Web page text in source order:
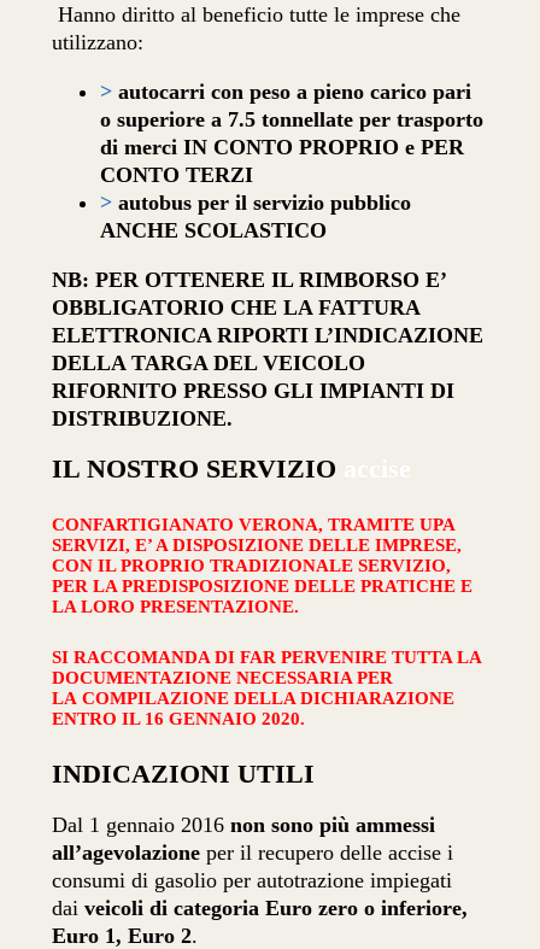
Hanno diritto al beneficio tutte le imprese che
utilizzano:
> autocarri con peso a pieno carico pari
o superiore a 7.5 tonnellate per trasporto
di merci IN CONTO PROPRIO e PER
CONTO TERZI
> autobus per il servizio pubblico
ANCHE SCOLASTICO
NB: PER OTTENERE IL RIMBORSO E’
OBBLIGATORIO CHE LA FATTURA
ELETTRONICA RIPORTI L’INDICAZIONE
DELLA TARGA DEL VEICOLO
RIFORNITO PRESSO GLI IMPIANTI DI
DISTRIBUZIONE.
IL NOSTRO SERVIZIO
CONFARTIGIANATO VERONA, TRAMITE UPA
SERVIZI, E’ A DISPOSIZIONE DELLE IMPRESE,
CON IL PROPRIO TRADIZIONALE SERVIZIO,
PER LA PREDISPOSIZIONE DELLE PRATICHE E
LA LORO PRESENTAZIONE.
SI RACCOMANDA DI FAR PERVENIRE TUTTA LA
DOCUMENTAZIONE NECESSARIA PER
LA COMPILAZIONE DELLA DICHIARAZIONE
ENTRO IL 16 GENNAIO 2020.
INDICAZIONI UTILI
Dal 1 gennaio 2016non sono più ammessi
all’agevolazione per il recupero delle accise i
consumi di gasolio per autotrazione impiegati
daiveicoli di categoria Euro zero o inferiore,
Euro 1, Euro 2.